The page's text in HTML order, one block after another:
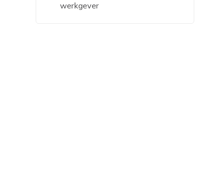
werkgever